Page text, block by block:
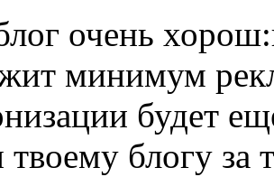
очень
минимум
будет
твоему блогу за